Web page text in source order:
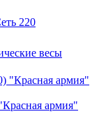
220
весы
армия"